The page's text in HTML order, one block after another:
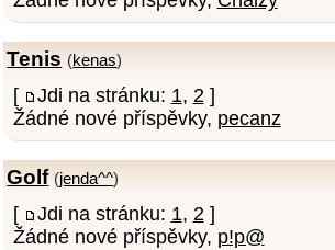
Tenis (kenas)
[ Jdi na stránku: 1, 2 ]
Žádné nové příspěvky, pecanz
Golf (jenda^^)
[ Jdi na stránku: 1, 2]
Žádné nové příspěvky, p!p@